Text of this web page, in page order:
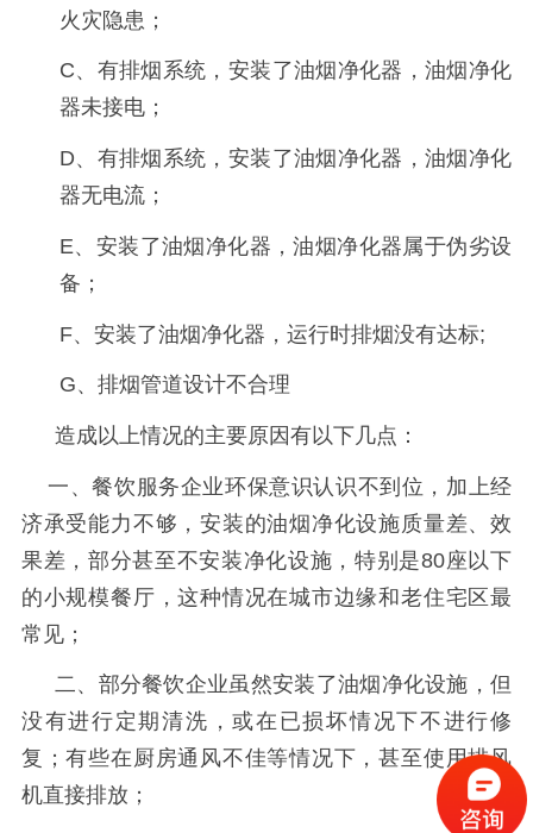
火灾隐患；
C、有排烟系统，安装了油烟净化器，油烟净化
器未接电；
D、有排烟系统，安装了油烟净化器，油烟净化
器无电流；
E、安装了油烟净化器，油烟净化器属于伪劣设
备；
F、 安装了油烟净化器，运行时排烟没有达标;
G、排烟管道设计不合理
造成以上情况的主要原因有以下几点：
一、餐饮服务企业环保意识认识不到位，加上经
济承受能力不够，安装的油烟净化设施质量差、效
果差，部分甚至不安装净化设施，特别是80座以下
的小规模餐厅，这种情况在城市边缘和老住宅区最
常见；
二、部分餐饮企业虽然安装了油烟净化设施，但
没有进行定期清洗，或在已损坏情况下不进行修
复；有些在厨房通风不佳等情况下，甚至使用排风
机直接排放；